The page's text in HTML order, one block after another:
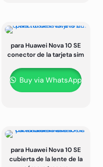
para Huawei Nova 10 SE
conector de la tarjeta sim
Buy via WhatsApp
para Huawei Nova 10 SE
cubierta de la lente de la